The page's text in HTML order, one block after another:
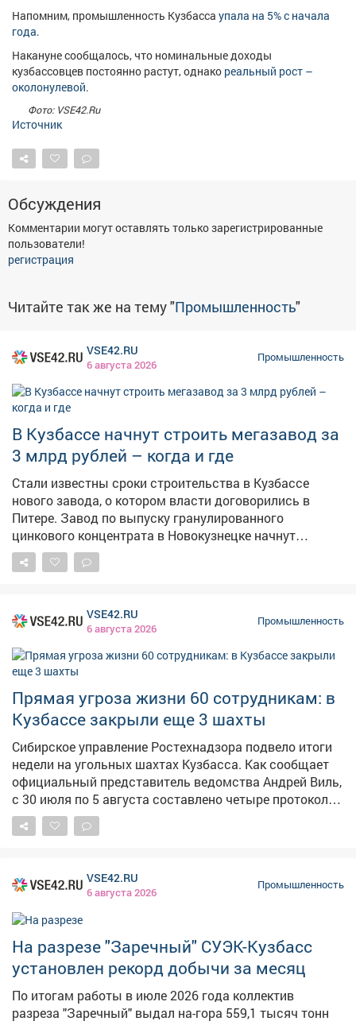
Напомним, промышленность Кузбасса упала на 5% с начала
года.
Накануне сообщалось, что номинальные доходы
кузбассовцев постоянно растут, однако реальный рост –
околонулевой.
Фото: VSE42.Ru
Источник
Обсуждения
Комментарии могут оставлять только зарегистрированные
пользователи!
регистрация
Читайте так же на тему "Промышленность"
VSE42.RU
6 августа 2026
Промышленность
В Кузбассе начнут строить мегазавод за
3 млрд рублей – когда и где
Стали известны сроки строительства в Кузбассе
нового завода, о котором власти договорились в
Питере. Завод по выпуску гранулированного
цинкового концентрата в Новокузнецке начнут
возводить в четвёртом квартале 2026 года, а
закончить строительство планируют в четвёртом
проект предполагает строительство
гидрометаллургического цинкового завода,
осуществляющего переработку цинксодержащих
оксидных материалов (включая вельц-оксид,
цинковую пыль и вторичные цинковые материалы) с
получением высокочистых цинковых слитков, –
сказали в правительстве. Завод позволит
переработать и рекультивировать опасные отходы
промышленного производства, которых в Кузбассе
всегда в избытке . Объём инвестиций приблизится к 3
млрд рублей, будет создано 250 рабочих мест.
Ожидаемая производительность составит 20 тысяч
тонн продукции в год. Соглашение о строительстве
VSE42.RU
6 августа 2026
Промышленность
Прямая угроза жизни 60 сотрудникам: в
Кузбассе закрыли еще 3 шахты
Сибирское управление Ростехнадзора подвело итоги
недели на угольных шахтах Кузбасса. Как сообщает
официальный представитель ведомства Андрей Виль,
с 30 июля по 5 августа составлено четыре протокола
о временном запрете деятельности. Инспекторы
предотвратили возможные аварии, которые могли
приостановили спуск работников из-за неповеренных
головных светильников со встроенными
сигнализаторами метана – на 90 суток. На шахте
"Южная" филиала АО "Черниговец" остановили
эксплуатацию конвейера и нахождение людей в
опасной зоне из-за нехватки кислорода и нарушения
взрывобезопасности – тоже на 90 суток. На шахте им.
Рубана АО "СУЭК-Кузбасс" зафиксировали два случая
VSE42.RU
6 августа 2026
Промышленность
На разрезе "Заречный" СУЭК-Кузбасс
установлен рекорд добычи за месяц
По итогам работы в июле 2026 года коллектив
разреза "Заречный" выдал на-гора 559,1 тысяч тонн